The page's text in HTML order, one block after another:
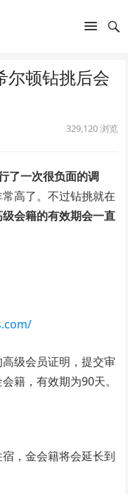
尔顿钻挑后会
329,120浏览
了一次很负面的调
高了。不过钻挑就在
级会籍的有效期会一直
级会员证明，提交审
籍，有效期为90天。
，金会籍将会延长到